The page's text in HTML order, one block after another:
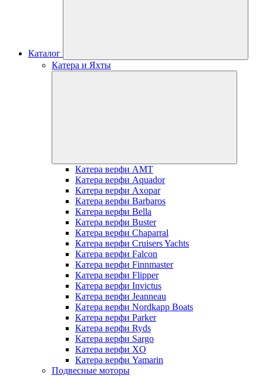
Каталог
Катера и Яхты
Катера верфи AMT
Катера верфи Aquador
Катера верфи Axopar
Катера верфи Barbaros
Катера верфи Bella
Катера верфи Buster
Катера верфи Chaparral
Катера верфи Cruisers Yachts
Катера верфи Falcon
Катера верфи Finnmaster
Катера верфи Flipper
Катера верфи Invictus
Катера верфи Jeanneau
Катера верфи Nordkapp Boats
Катера верфи Parker
Катера верфи Ryds
Катера верфи Sargo
Катера верфи XO
Катера верфи Yamarin
Подвесные моторы